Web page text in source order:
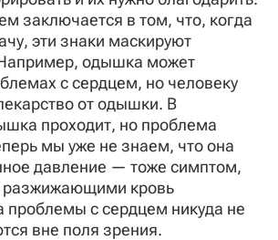
заключается в том, что, когда
эти знаки маскируют
одышка может
с сердцем, но человеку
от одышки. В
проходит, но проблема
мы уже не знаем, что она
давление — тоже симптом,
разжижающими кровь
проблемы с сердцем никуда не
вне поля зрения.